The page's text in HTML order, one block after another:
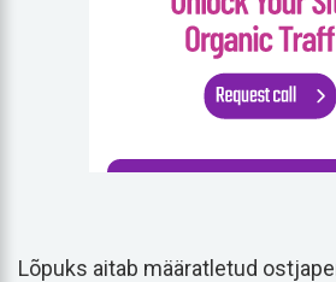
Lõpuks aitab määratletud